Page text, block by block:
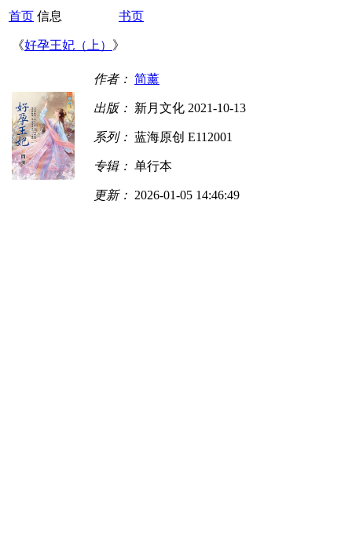
首页 信息 书页
《好孕王妃（上） 》
作者： 简薰
出版： 新月文化 2021-10-13
系列： 蓝海原创 E112001
专辑： 单行本
更新： 2026-01-05 14:46:49